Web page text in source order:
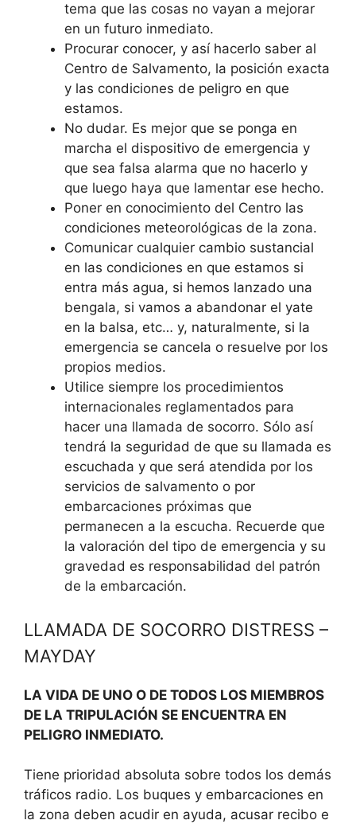
tema que las cosas no vayan a mejorar
en un futuro inmediato.
Procurar conocer, y así hacerlo saber al
Centro de Salvamento, la posición exacta
y las condiciones de peligro en que
estamos.
No dudar. Es mejor que se ponga en
marcha el dispositivo de emergencia y
que sea falsa alarma que no hacerlo y
que luego haya que lamentar ese hecho.
Poner en conocimiento del Centro las
condiciones meteorológicas de la zona.
Comunicar cualquier cambio sustancial
en las condiciones en que estamos si
entra más agua, si hemos lanzado una
bengala, si vamos a abandonar el yate
en la balsa, etc… y, naturalmente, si la
emergencia se cancela o resuelve por los
propios medios.
Utilice siempre los procedimientos
internacionales reglamentados para
hacer una llamada de socorro. Sólo así
tendrá la seguridad de que su llamada es
escuchada y que será atendida por los
servicios de salvamento o por
embarcaciones próximas que
permanecen a la escucha. Recuerde que
la valoración del tipo de emergencia y su
gravedad es responsabilidad del patrón
de la embarcación.
LLAMADA DE SOCORRO DISTRESS –
MAYDAY
LA VIDA DE UNO O DE TODOS LOS MIEMBROS
DE LA TRIPULACIÓN SE ENCUENTRA EN
PELIGRO INMEDIATO.
Tiene prioridad absoluta sobre todos los demás
tráficos radio. Los buques y embarcaciones en
la zona deben acudir en ayuda, acusar recibo e